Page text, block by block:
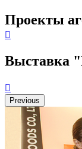
Проекты
Выставка
Previous